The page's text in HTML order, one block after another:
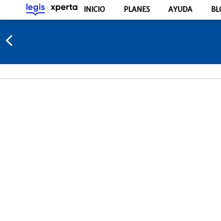
INICIO PLANES AYUDA